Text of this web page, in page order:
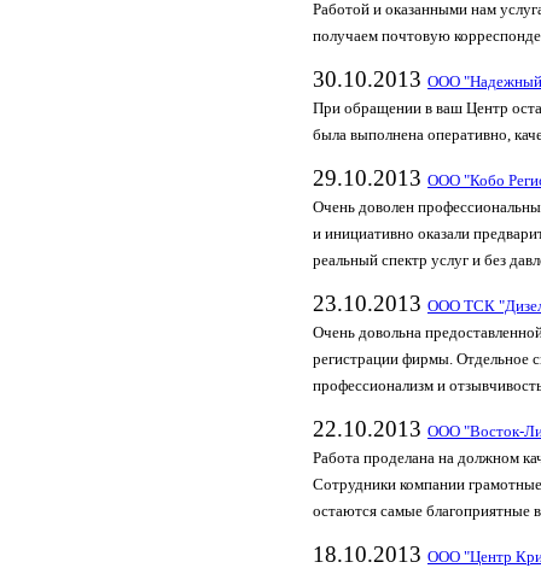
Работой и оказанными нам
получаем почтовую
30.10.2013 ООО
При обращении в ваш Центр
была выполнена оперативно,
29.10.2013 ООО "Кобо
Очень доволен
и инициативно оказали
реальный спектр услуг и без
23.10.2013 ООО ТСК
Очень довольна
регистрации фирмы. Отдельное
профессионализм и
22.10.2013 ООО "Восток-
Работа проделана на должном
Сотрудники компании
остаются самые благоприятные
18.10.2013 ООО "Центр